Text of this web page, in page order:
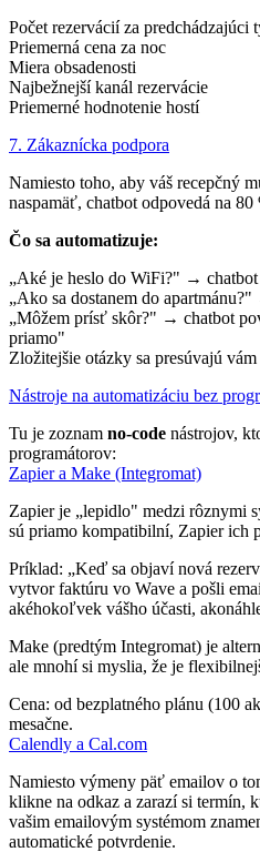
Počet rezervácií za predchádzajúci
Priemerná cena za noc
Miera obsadenosti
Najbežnejší kanál rezervácie
Priemerné hodnotenie hostí
7. Zákaznícka podpora
Namiesto toho, aby váš recepčný
naspamäť, chatbot odpovedá na
Čo sa automatizuje:
„Aké je heslo do WiFi?" → chatbot
„Ako sa dostanem do
„Môžem prísť skôr?" → chatbot
priamo"
Zložitejšie otázky sa presúvajú vám
Nástroje na automatizáciu bez
Tu je zoznam no-code nástrojov,
programátorov:
Zapier a Make (Integromat)
Zapier je „lepidlo" medzi rôznymi
sú priamo kompatibilní, Zapier ich
Príklad: „Keď sa objaví nová
vytvor faktúru vo Wave a pošli
akéhokoľvek vášho účasti,
Make (predtým Integromat) je
ale mnohí si myslia, že je
Cena: od bezplatného plánu (100
mesačne.
Calendly a Cal.com
Namiesto výmeny päť emailov o
klikne na odkaz a zarazí si termín,
vašim emailovým systémom
automatické potvrdenie.